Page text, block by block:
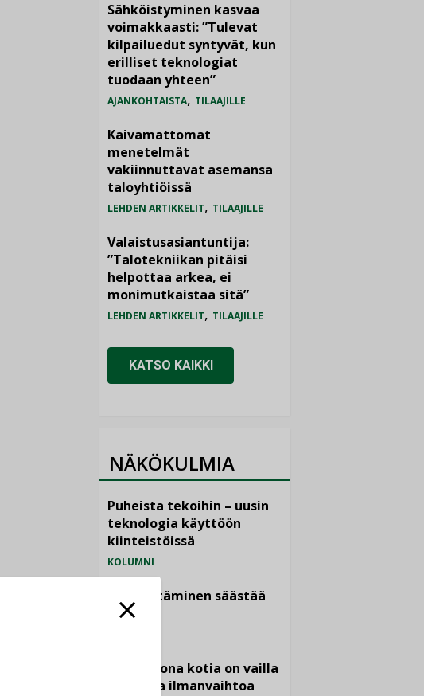
Sähköistyminen kasvaa
voimakkaasti: ”Tulevat
kilpailuedut syntyvät, kun
erilliset teknologiat
tuodaan yhteen”
AJANKOHTAISTA, TILAAJILLE
Kaivamattomat
menetelmät
vakiinnuttavat asemansa
taloyhtiöissä
LEHDEN ARTIKKELIT, TILAAJILLE
Valaistusasiantuntija:
”Talotekniikan pitäisi
helpottaa arkea, ei
monimutkaistaa sitä”
LEHDEN ARTIKKELIT, TILAAJILLE
KATSO KAIKKI
NÄKÖKULMIA
Puheista tekoihin – uusin
teknologia käyttöön
kiinteistöissä
KOLUMNI
Sähköistäminen säästää
euroja
Yli miljoona kotia on vailla
toimivaa ilmanvaihtoa